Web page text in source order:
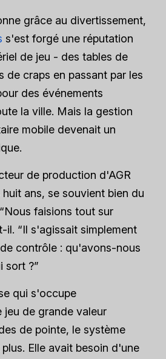
grâce au divertissement,
s'est forgé une réputation
de jeu - des tables de
de craps en passant par les
des événements
la ville. Mais la gestion
mobile devenait un
de production d'AGR
huit ans, se souvient bien du
faisions tout sur
il. “Il s'agissait simplement
contrôle : qu'avons-nous
sort ?”
qui s'occupe
jeu de grande valeur
de pointe, le système
Elle avait besoin d'une